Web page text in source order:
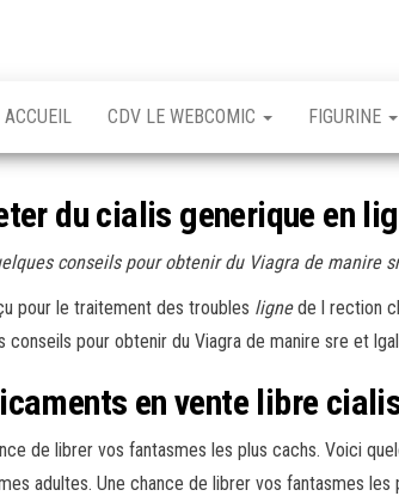
ACCUEIL CDV LE WEBCOMIC FIGURINE
du cialis generique en
conseils pourobtenir du Viagra de manire
pour le traitement des troubles lignede l rection
conseils pour obtenir du Viagra de manire sre et
en vente libre
de librer vos fantasmes les plus cachs. Voici
adultes. Une chance de librer vos fantasmes